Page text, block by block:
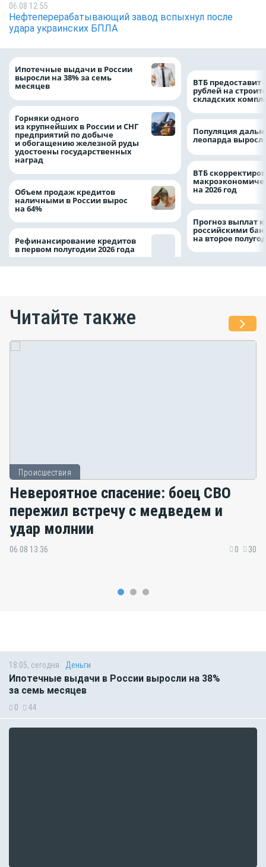
06.08 12:55
Нефтеперерабатывающий завод вспыхнул после
удара украинских БПЛА
Ипотечные выдачи в России
выросли на 38% за семь
месяцев
Горняки одного
из крупнейших в России и СНГ
предприятий по добыче
и обогащению железной руды
удостоены государственных
наград
Объем продаж кредитов
наличными в России вырос
на 64%
Рефинансирование кредитов
в первом полугодии 2026 года
ВТБ предоставит
рублей на
складских
Популяция
леопарда
ВТБ
на 2026 год
Прогноз выплат
российскими
на второе
Читайте также
Происшествия
Невероятное спасение: боец СВО
пережил встречу с медведем и
удар молнии
06.08 13:36 0 30
18:05, сегодня Деньги
Ипотечные выдачи в России выросли на 38%
за семь месяцев
0 44